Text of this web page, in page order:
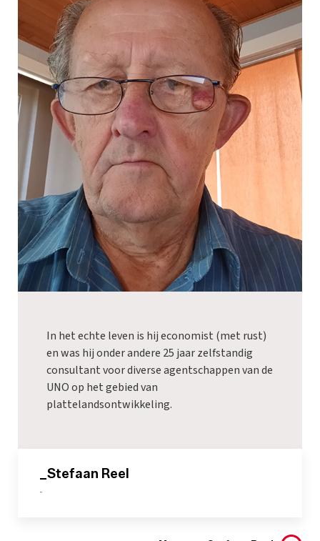
In het echte leven is hij economist (met rust)
en was hij onder andere 25 jaar zelfstandig
consultant voor diverse agentschappen van de
UNO op het gebied van
plattelandsontwikkeling.
_Stefaan Reel
-